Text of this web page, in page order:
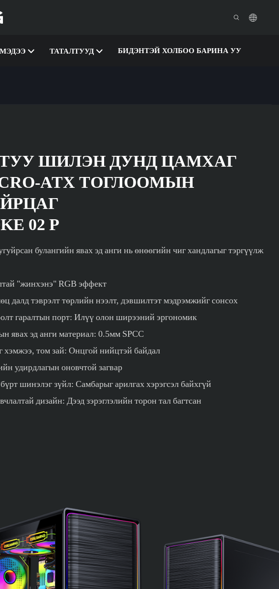
МЭДЭЭ ТАТАЛТУУД БИДЭНТЭЙ ХОЛБОО БАРИНА УУ
ШИЛЭН ДУНД ЦАМХАГ
ATX ТОГЛООМЫН
02 P
булангийн явах эд анги нь өнөөгийн чиг хандлагыг тэргүүлж
"жинхэнэ" RGB эффект
далд тэврэлт төрлийн нээлт, дэвшилтэт мэдрэмжийг сонсох
гаралтын порт: Илүү олон ширээний эргономик
явах эд анги материал: 0.5мм SPCC
том зай: Онцгой нийцтэй байдал
удирдлагын оновчтой загвар
шинэлэг зүйл: Самбарыг арилгах хэрэгсэл байхгүй
дизайн: Дээд зэрэглэлийн торон тал багтсан